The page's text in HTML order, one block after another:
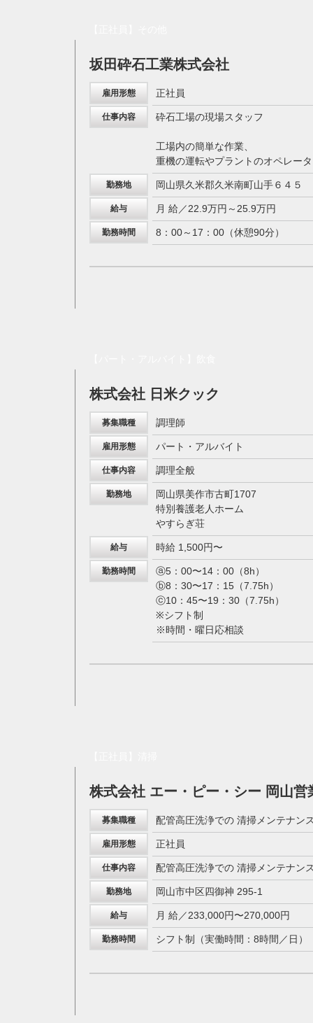
坂田砕石工業株式会社
雇用形態 正社員
仕事内容 砕石工場の現場スタッフ
工場内の簡単な作業、
重機の運転やプラントのオペレー
勤務地 岡山県久米郡久米南町山手６４５
給与 月 給／22.9万円～25.9万円
勤務時間 8：00～17：00（休憩90分）
株式会社 日米クック
募集職種 調理師
雇用形態 パート・アルバイト
仕事内容 調理全般
勤務地
岡山県美作市古町1707
特別養護老人ホーム
やすらぎ荘
給与 時給 1,500円〜
勤務時間
ⓐ5：00〜14：00（8h）
ⓑ8：30〜17：15（7.75h）
ⓒ10：45〜19：30（7.75h）
※シフト制
※時間・曜日応相談
株式会社 エー・ピー・シー 岡山営
募集職種 配管高圧洗浄での 清掃メンテナン
雇用形態 正社員
仕事内容 配管高圧洗浄での 清掃メンテナン
勤務地 岡山市中区四御神 295-1
給与 月 給／233,000円〜270,000円
勤務時間 シフト制（実働時間：8時間／日）